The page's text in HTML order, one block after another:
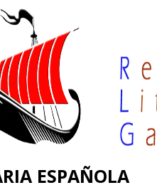
ESPAÑOLA